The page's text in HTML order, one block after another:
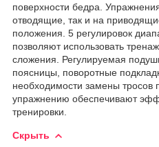
поверхности бедра.
отводящие, так и на
положения. 5 регулировок
позволяют использовать
сложения. Регулируемая
поясницы, поворотные
необходимости замены тросов
упражнению обеспечивают
тренировки.
Скрыть